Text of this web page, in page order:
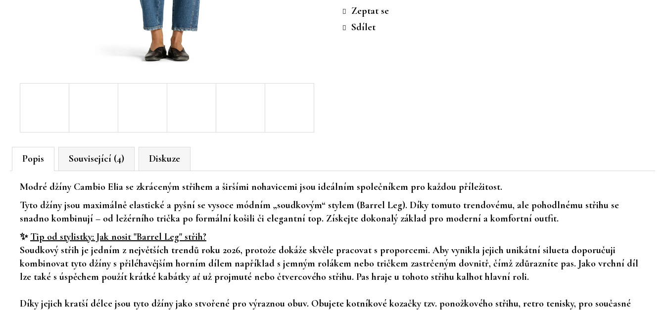
cena:Zeptat se
Sdílet
Popis Související (4) Diskuze
Modré džíny Cambio Elia se zkráceným střihem a širšími nohavicemi jsou ideálním společníkem pro každou příležitost.
Tyto džíny jsou maximálně elastické a pyšní se vysoce módním „soudkovým“ stylem (Barrel Leg). Díky tomuto trendovému, ale pohodlnému střihu se
snadno kombinují – od ležérního trička po formální košili či elegantní top. Získejte dokonalý základ pro moderní a komfortní outfit.
✨ Tip od stylistky: Jak nosit "Barrel Leg" střih?
Soudkový střih je jedním z největších trendů roku 2026, protože dokáže skvěle pracovat s proporcemi. Aby vynikla jejich unikátní silueta doporučuji
kombinovat tyto džíny s přiléhavějším horním dílem například s jemným rolákem nebo tričkem zastrčeným dovnitř, čímž zdůrazníte pas. Jako vrchní díl
lze také s úspěchem použít krátké kabátky ať už projmuté nebo čtvercového střihu. Pas hraje u tohoto střihu kalhot hlavní roli.
Díky jejich kratší délce jsou tyto džíny jako stvořené pro výraznou obuv. Obujete kotníkové kozačky tzv. ponožkového střihu, retro tenisky, pro současné